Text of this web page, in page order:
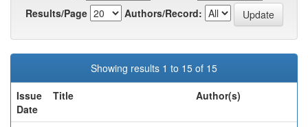
Results/Page
Authors/Record:
Showing results 1 to 15 of 15
Issue
Date
Title Author(s)